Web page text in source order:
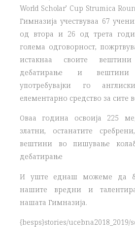
World Scholar’ Cup Strumica
Гимназија учествуваа 67
од втора и 26 од трета
голема одговорност,
истакнаа своите
дебатирање и
употребувајки го
елементарно средство за сите
Оваа година освоија 225
златни, останатите
вештини во пишување
дебатирање
И уште еднаш можеме да
нашите вредни и
нашата Гимназија.
{besps}stories/ucebna2018_2019/